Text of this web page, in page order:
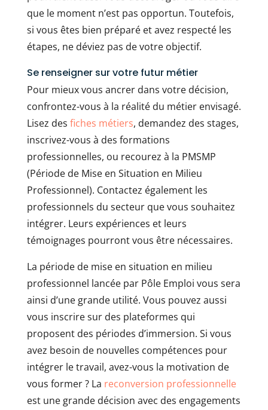
que le moment n’est pas opportun. Toutefois,
si vous êtes bien préparé et avez respecté les
étapes, ne déviez pas de votre objectif.
Se renseigner sur votre futur métier
Pour mieux vous ancrer dans votre décision,
confrontez-vous à la réalité du métier envisagé.
Lisez des fiches métiers, demandez des stages,
inscrivez-vous à des formations
professionnelles, ou recourez à la PMSMP
(Période de Mise en Situation en Milieu
Professionnel). Contactez également les
professionnels du secteur que vous souhaitez
intégrer. Leurs expériences et leurs
témoignages pourront vous être nécessaires.
La période de mise en situation en milieu
professionnel lancée par Pôle Emploi vous sera
ainsi d’une grande utilité. Vous pouvez aussi
vous inscrire sur des plateformes qui
proposent des périodes d’immersion. Si vous
avez besoin de nouvelles compétences pour
intégrer le travail, avez-vous la motivation de
vous former ? La reconversion professionnelle
est une grande décision avec des engagements